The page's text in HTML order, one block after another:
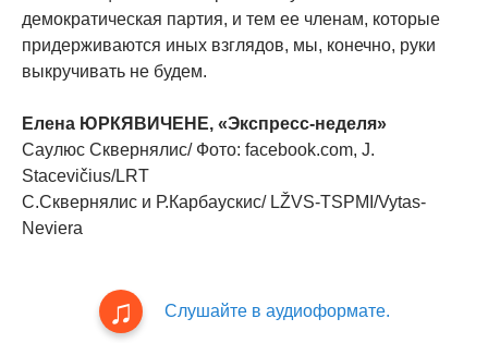
демократическая партия, и тем ее членам, которые
придерживаются иных взглядов, мы, конечно, руки
выкручивать не будем.
Елена ЮРКЯВИЧЕНЕ, «Экспресс-неделя»
Саулюс Сквернялис/ Фото: facebook.com, J.
Stacevičius/LRT
С.Сквернялис и Р.Карбаускис/ LŽVS-TSPMI/Vytas-
Neviera
Слушайте в аудиоформате.